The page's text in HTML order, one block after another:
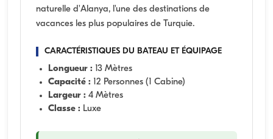
naturelle d'Alanya, l'une des destinations de
vacances les plus populaires de Turquie.
CARACTÉRISTIQUES DU BATEAU ET ÉQUIPAGE
Longueur : 13 Mètres
Capacité : 12 Personnes (1 Cabine)
Largeur : 4 Mètres
Classe : Luxe